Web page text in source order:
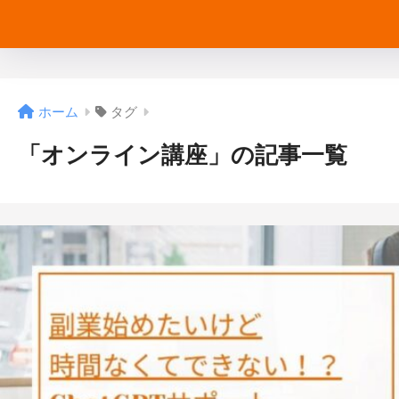
ホーム タグ
「オンライン講座」の記事一覧